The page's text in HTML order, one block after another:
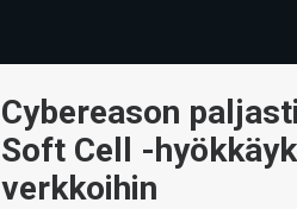
Cybereason
Soft Cell -
verkkoihin